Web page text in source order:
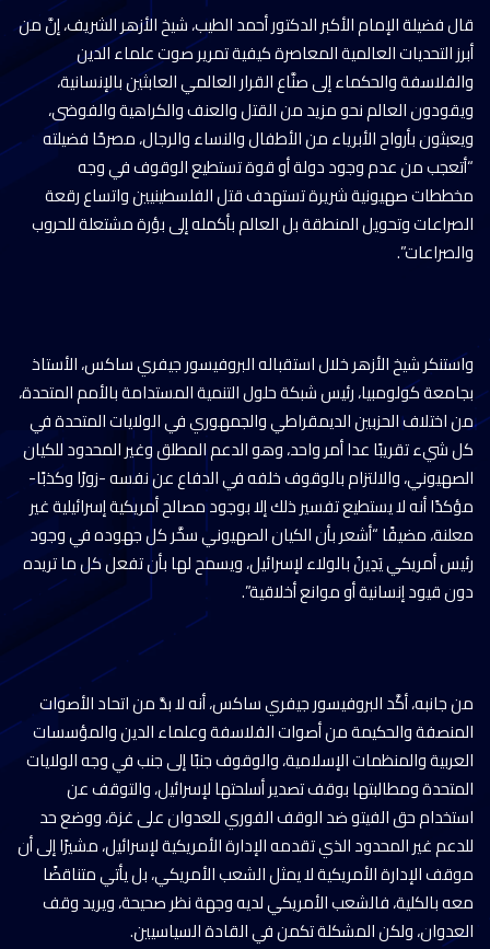
قال فضيلة الإمام الأكبر الدكتور أحمد الطيب، شيخ الأزهر الشريف، إنَّ من
أبرز التحديات العالمية المعاصرة كيفية تمرير صوت علماء الدين
والفلاسفة والحكماء إلى صنَّاع القرار العالمي العابثين بالإنسانية،
ويقودون العالم نحو مزيد من القتل والعنف والكراهية والفوضى،
ويعبثون بأرواح الأبرياء من الأطفال والنساء والرجال، مصرحًا فضيلته
“أتعجب من عدم وجود دولة أو قوة تستطيع الوقوف في وجه
مخططات صهيونية شريرة تستهدف قتل الفلسطينيين واتساع رقعة
الصراعات وتحويل المنطقة بل العالم بأكمله إلى بؤرة مشتعلة للحروب
والصراعات”.
واستنكر شيخ الأزهر خلال استقباله البروفيسور جيفري ساكس، الأستاذ
بجامعة كولومبيا، رئيس شبكة حلول التنمية المستدامة بالأمم المتحدة،
من اختلاف الحزبين الديمقراطي والجمهوري في الولايات المتحدة في
كل شيء تقريبًا عدا أمر واحد، وهو الدعم المطلق وغير المحدود للكيان
الصهيوني، والالتزام بالوقوف خلفه في الدفاع عن نفسه -زورًا وكذبًا-
مؤكدًا أنه لا يستطيع تفسير ذلك إلا بوجود مصالح أمريكية إسرائيلية غير
معلنة، مضيفًا “أشعر بأن الكيان الصهيوني سخَّر كل جهوده في وجود
رئيس أمريكي يَدِينُ بالولاء لإسرائيل، ويسمح لها بأن تفعل كل ما تريده
دون قيود إنسانية أو موانع أخلاقية”.
من جانبه، أكَّد البروفيسور جيفري ساكس، أنه لا بدَّ من اتحاد الأصوات
المنصفة والحكيمة من أصوات الفلاسفة وعلماء الدين والمؤسسات
العربية والمنظمات الإسلامية، والوقوف جنبًا إلى جنب في وجه الولايات
المتحدة ومطالبتها بوقف تصدير أسلحتها لإسرائيل، والتوقف عن
استخدام حق الفيتو ضد الوقف الفوري للعدوان على غزة، ووضع حد
للدعم غير المحدود الذي تقدمه الإدارة الأمريكية لإسرائيل، مشيرًا إلى أن
موقف الإدارة الأمريكية لا يمثل الشعب الأمريكي، بل يأتي متناقضًا
معه بالكلية، فالشعب الأمريكي لديه وجهة نظر صحيحة، ويريد وقف
العدوان، ولكن المشكلة تكمن في القادة السياسيين.